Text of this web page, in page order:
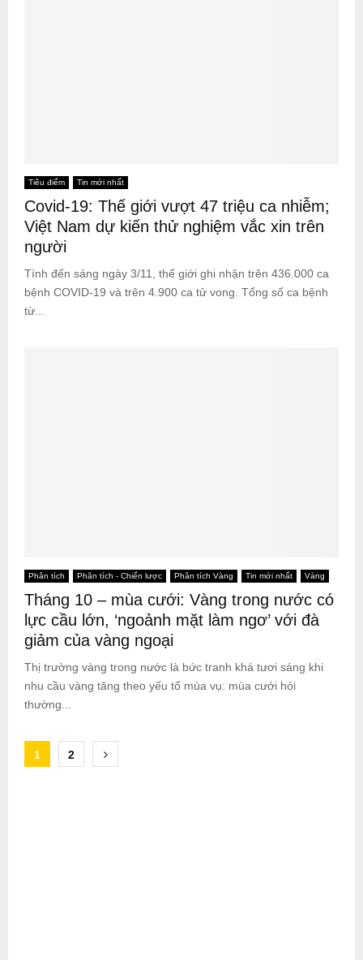
Tiêu điểm Tin mới nhất
Covid-19: Thế giới vượt 47 triệu ca nhiễm;
Việt Nam dự kiến thử nghiệm vắc xin trên
người
Tính đến sáng ngày 3/11, thế giới ghi nhận trên 436.000 ca
bệnh COVID-19 và trên 4.900 ca tử vong. Tổng số ca bệnh
từ...
Phân tích Phân tích - Chiến lược Phân tích Vàng Tin mới nhất Vàng
Tháng 10 – mùa cưới: Vàng trong nước có
lực cầu lớn, ‘ngoảnh mặt làm ngơ’ với đà
giảm của vàng ngoại
Thị trường vàng trong nước là bức tranh khá tươi sáng khi
nhu cầu vàng tăng theo yếu tố mùa vụ: mùa cưới hỏi
thường...
Posts
1 2